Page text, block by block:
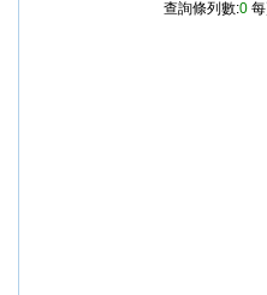
查詢條列數:0